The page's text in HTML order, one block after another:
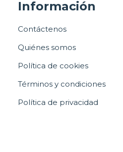
Información
Contáctenos
Quiénes somos
Política de cookies
Términos y condiciones
Política de privacidad